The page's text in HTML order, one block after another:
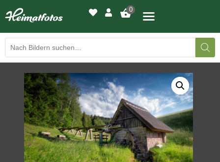
0
BILDERGALERIE
DRUCKQUALITÄTEN
LED-LEUCHTBILDER
WIR DRUCKEN IHR BILD